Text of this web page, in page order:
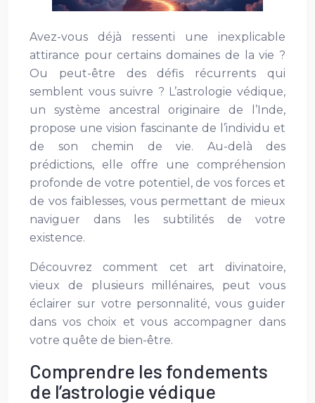
Avez-vous déjà ressenti une inexplicable
attirance pour certains domaines de la vie ?
Ou peut-être des défis récurrents qui
semblent vous suivre ? L’astrologie védique,
un système ancestral originaire de l’Inde,
propose une vision fascinante de l’individu et
de son chemin de vie. Au-delà des
prédictions, elle offre une compréhension
profonde de votre potentiel, de vos forces et
de vos faiblesses, vous permettant de mieux
naviguer dans les subtilités de votre
existence.
Découvrez comment cet art divinatoire,
vieux de plusieurs millénaires, peut vous
éclairer sur votre personnalité, vous guider
dans vos choix et vous accompagner dans
votre quête de bien-être.
Comprendre les fondements
de l’astrologie védique